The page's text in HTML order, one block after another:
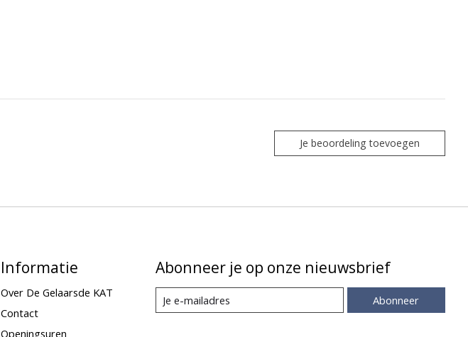
Je beoordeling toevoegen
Informatie
Over De Gelaarsde KAT
Contact
Openingsuren
Abonneer je op onze nieuwsbrief
Abonneer